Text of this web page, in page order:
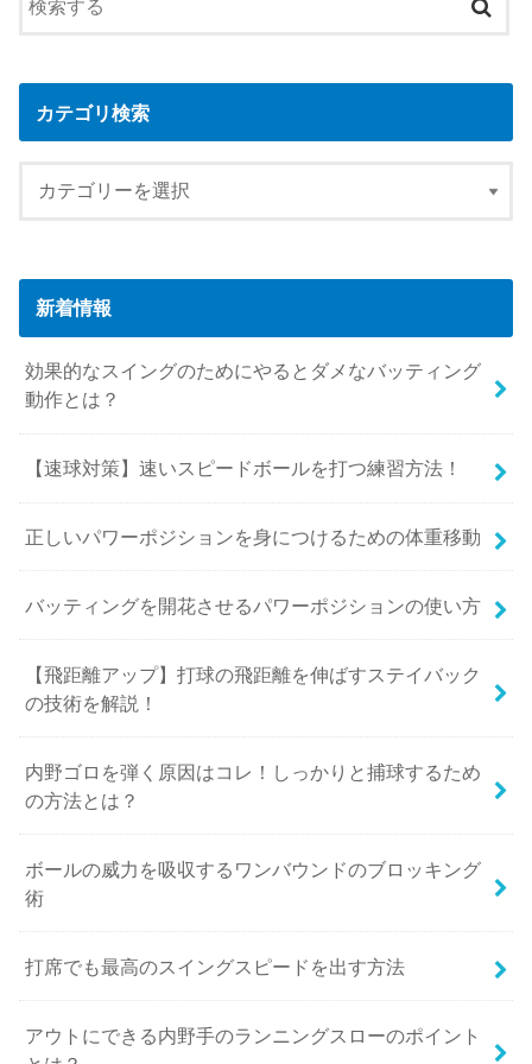
カテゴリ検索
新着情報
効果的なスイングのためにやるとダメなバッティング
動作とは？
【速球対策】速いスピードボールを打つ練習方法！
正しいパワーポジションを身につけるための体重移動
バッティングを開花させるパワーポジションの使い方
【飛距離アップ】打球の飛距離を伸ばすステイバック
の技術を解説！
内野ゴロを弾く原因はコレ！しっかりと捕球するため
の方法とは？
ボールの威力を吸収するワンバウンドのブロッキング
術
打席でも最高のスイングスピードを出す方法
アウトにできる内野手のランニングスローのポイント